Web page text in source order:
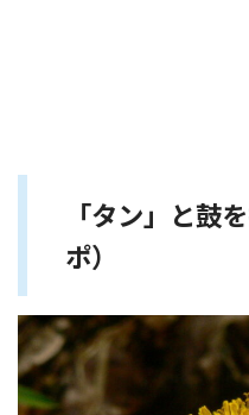
「タン」と鼓
ポ）